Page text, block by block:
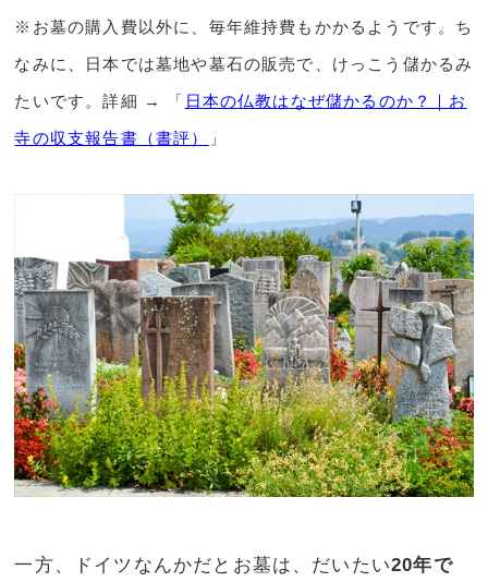
※お墓の購入費以外に、毎年維持費もかかるようです。ち
なみに、日本では墓地や墓石の販売で、けっこう儲かるみ
たいです。詳細 → 「 日本の仏教はなぜ儲かるのか？｜お
寺の収支報告書（書評）
」
一方、ドイツなんかだとお墓は、だいたい20年で